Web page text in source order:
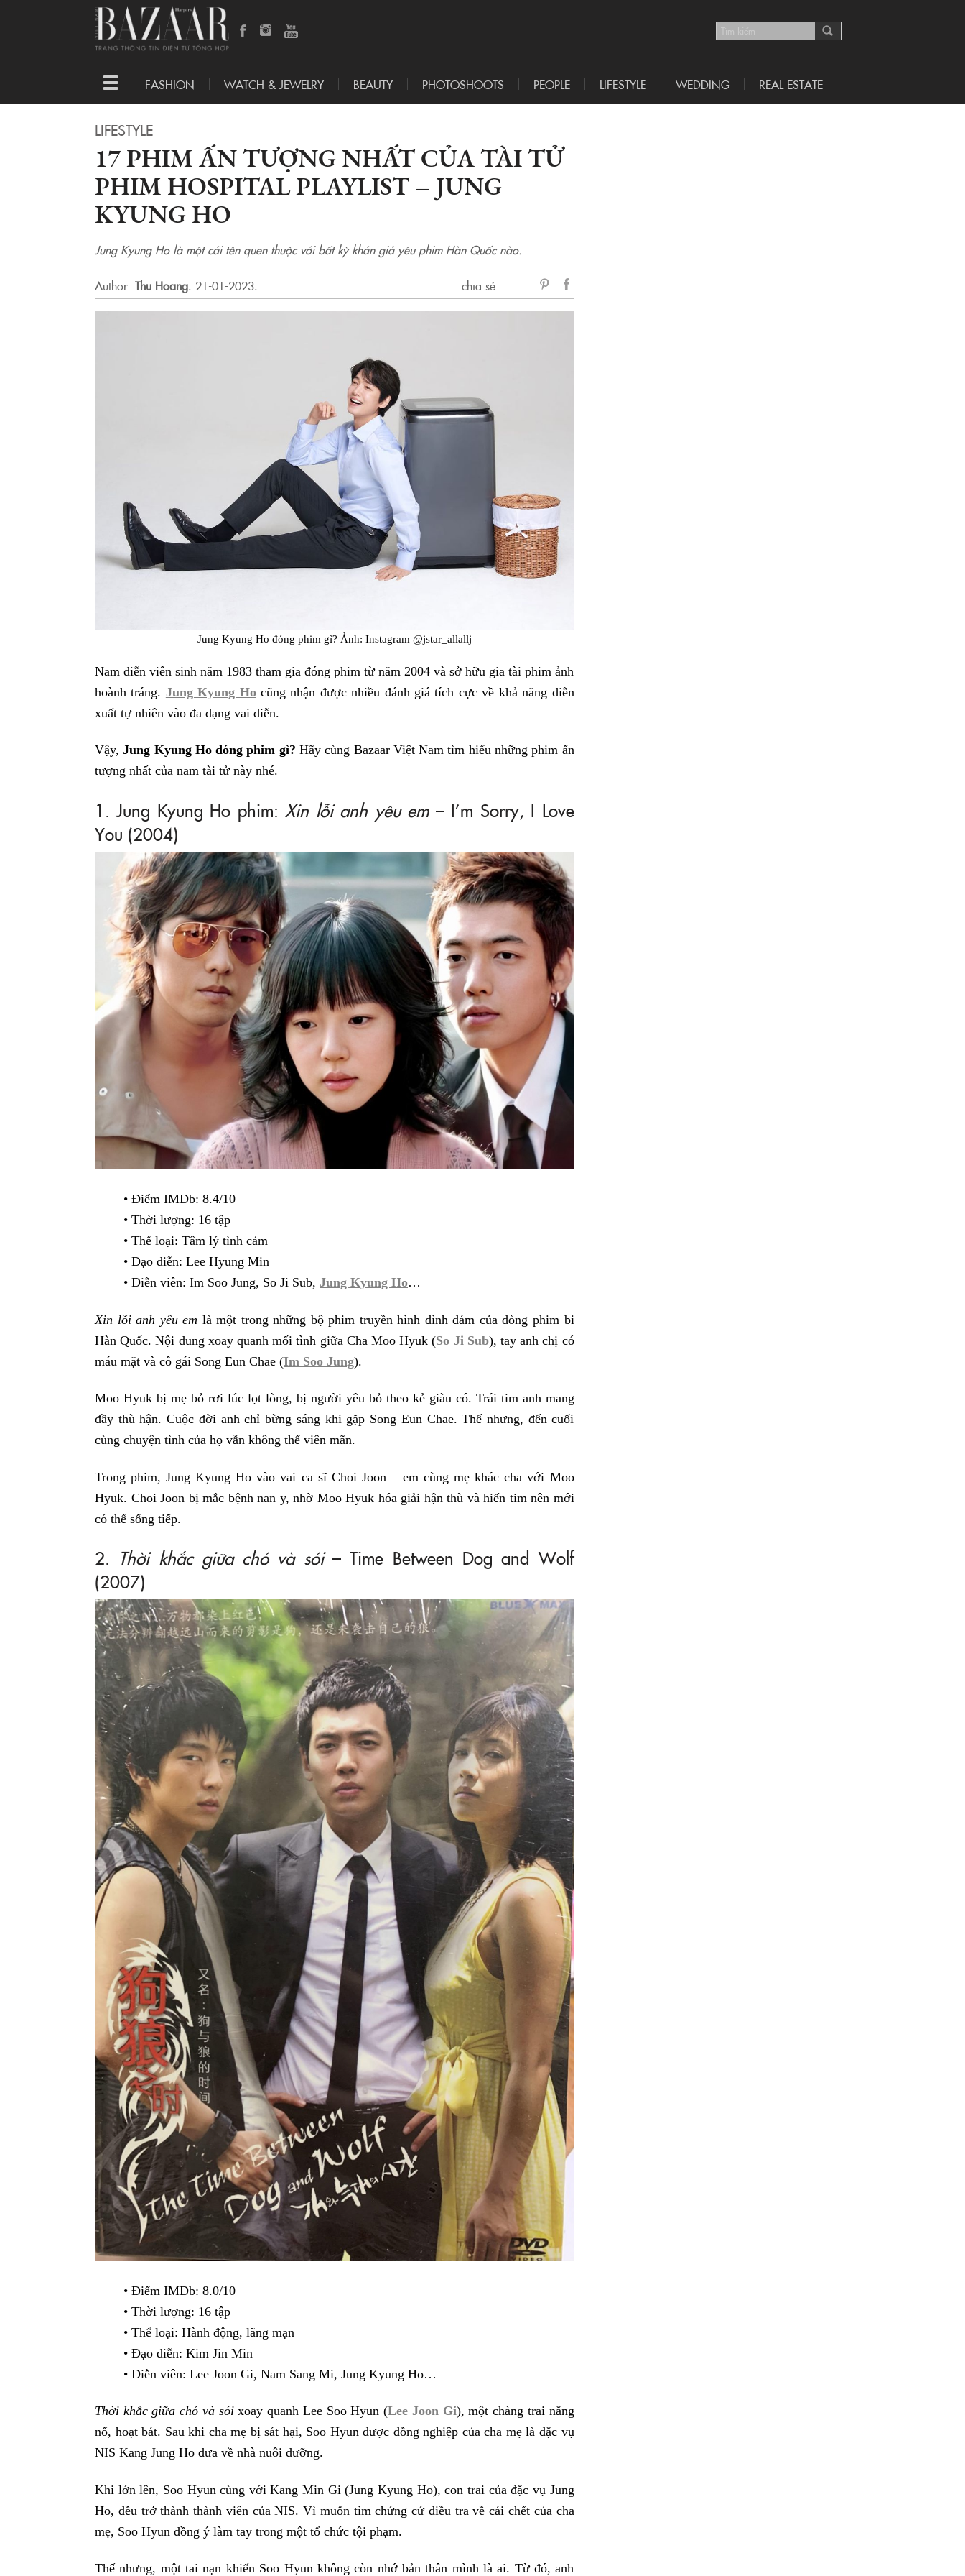
Toggle
navigation
FASHION WATCH & JEWELRY BEAUTY PHOTOSHOOTS PEOPLE LIFESTYLE WEDDING REAL ESTATE
LIFESTYLE
17 PHIM ẤN TƯỢNG NHẤT CỦA TÀI TỬ
PHIM HOSPITAL PLAYLIST – JUNG
KYUNG HO
Jung Kyung Ho là một cái tên quen thuộc với bất kỳ khán giả yêu phim Hàn Quốc nào.
Author: Thu Hoang. 21-01-2023.
chia sẻ
Jung Kyung Ho đóng phim gì? Ảnh: Instagram @jstar_allallj
Nam diễn viên sinh năm 1983 tham gia đóng phim từ năm 2004 và sở hữu gia tài phim ảnh
hoành tráng. Jung Kyung Hocũng nhận được nhiều đánh giá tích cực về khả năng diễn
xuất tự nhiên vào đa dạng vai diễn.
Vậy,Jung Kyung Ho đóng phim gì? Hãy cùng Bazaar Việt Nam tìm hiểu những phim ấn
tượng nhất của nam tài tử này nhé.
1. Jung Kyung Ho phim: Xin lỗi anh yêu em– I’m Sorry, I Love
You (2004)
• Điểm IMDb: 8.4/10
• Thời lượng: 16 tập
• Thể loại: Tâm lý tình cảm
• Đạo diễn: Lee Hyung Min
• Diễn viên: Im Soo Jung, So Ji Sub, Jung Kyung Ho…
Xin lỗi anh yêu em là một trong những bộ phim truyền hình đình đám của dòng phim bi
Hàn Quốc. Nội dung xoay quanh mối tình giữa Cha Moo Hyuk (So Ji Sub), tay anh chị có
máu mặt và cô gái Song Eun Chae (Im Soo Jung).
Moo Hyuk bị mẹ bỏ rơi lúc lọt lòng, bị người yêu bỏ theo kẻ giàu có. Trái tim anh mang
đầy thù hận. Cuộc đời anh chỉ bừng sáng khi gặp Song Eun Chae. Thế nhưng, đến cuối
cùng chuyện tình của họ vẫn không thể viên mãn.
Trong phim, Jung Kyung Ho vào vai ca sĩ Choi Joon – em cùng mẹ khác cha với Moo
Hyuk. Choi Joon bị mắc bệnh nan y, nhờ Moo Hyuk hóa giải hận thù và hiến tim nên mới
có thể sống tiếp.
2. Thời khắc giữa chó và sói– Time Between Dog and Wolf
(2007)
• Điểm IMDb: 8.0/10
• Thời lượng: 16 tập
• Thể loại: Hành động, lãng mạn
• Đạo diễn: Kim Jin Min
• Diễn viên: Lee Joon Gi, Nam Sang Mi, Jung Kyung Ho…
Thời khắc giữa chó và sóixoay quanh Lee Soo Hyun (Lee Joon Gi), một chàng trai năng
nổ, hoạt bát. Sau khi cha mẹ bị sát hại, Soo Hyun được đồng nghiệp của cha mẹ là đặc vụ
NIS Kang Jung Ho đưa về nhà nuôi dưỡng.
Khi lớn lên, Soo Hyun cùng với Kang Min Gi (Jung Kyung Ho), con trai của đặc vụ Jung
Ho, đều trở thành thành viên của NIS. Vì muốn tìm chứng cứ điều tra về cái chết của cha
mẹ, Soo Hyun đồng ý làm tay trong một tổ chức tội phạm.
Thế nhưng, một tai nạn khiến Soo Hyun không còn nhớ bản thân mình là ai. Từ đó, anh